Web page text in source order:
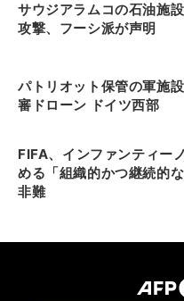
サウジアラムコの石油施
攻撃、フーシ派が声明
パトリオット保管の軍施
審ドローン ドイツ西部
FIFA、インファンティー
める「組織的かつ継続的
非難